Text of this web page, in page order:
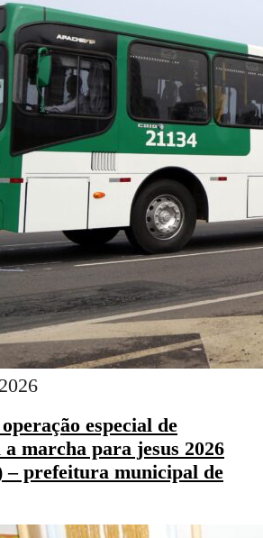
especial de
marcha para jesus 2026
– prefeitura municipal de